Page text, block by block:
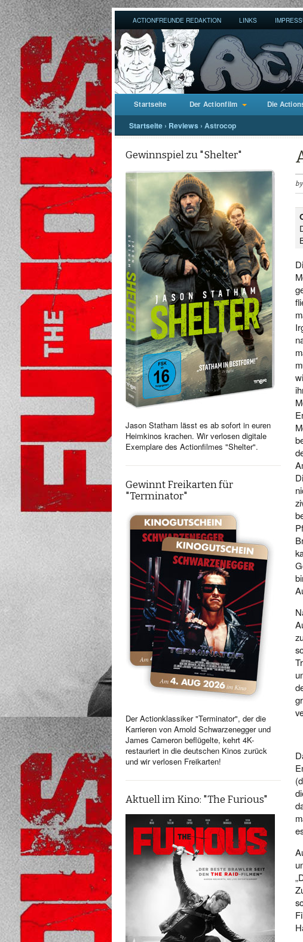
ACTIONFREUNDE REDAKTION LINKS
Startseite Der Actionfilm Die
Startseite › Reviews › Astrocop
Gewinnspiel zu "Shelter"
Jason Statham lässt es ab sofort in euren
Heimkinos krachen. Wir verlosen digitale
Exemplare des Actionfilmes "Shelter".
Gewinnt Freikarten für
"Terminator"
Der Actionklassiker "Terminator", der die
Karrieren von Arnold Schwarzenegger und
James Cameron beflügelte, kehrt 4K-
restauriert in die deutschen Kinos zurück
und wir verlosen Freikarten!
Aktuell im Kino: "The Furious"
by